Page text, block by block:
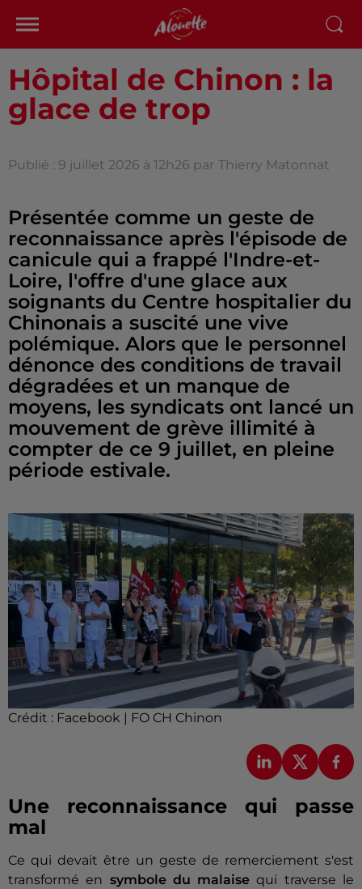
Hôpital de Chinon : la
glace de trop
Publié : 9 juillet 2026 à 12h26 par Thierry Matonnat
Présentée comme un geste de
reconnaissance après l'épisode de
canicule qui a frappé l'Indre-et-
Loire, l'offre d'une glace aux
soignants du Centre hospitalier du
Chinonais a suscité une vive
polémique. Alors que le personnel
dénonce des conditions de travail
dégradées et un manque de
moyens, les syndicats ont lancé un
mouvement de grève illimité à
compter de ce 9 juillet, en pleine
période estivale.
Crédit : Facebook | FO CH Chinon
Une reconnaissance qui passe
mal
Ce qui devait être un geste de remerciement s'est
transformé en symbole du malaisequi traverse le